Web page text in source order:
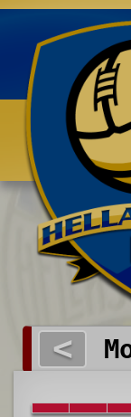
Benvenuti su
<